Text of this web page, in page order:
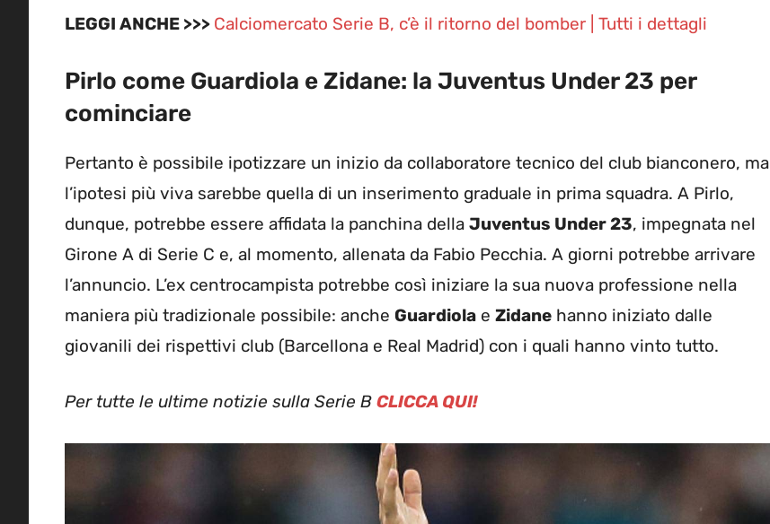
LEGGI ANCHE >>> Calciomercato Serie B, c’è il ritorno del bomber | Tutti i dettagli
Pirlo come Guardiola e Zidane: la Juventus Under 23 per
cominciare
Pertanto è possibile ipotizzare un inizio da collaboratore tecnico del club bianconero, ma
l’ipotesi più viva sarebbe quella di un inserimento graduale in prima squadra. A Pirlo,
dunque, potrebbe essere affidata la panchina della Juventus Under 23, impegnata nel
Girone A di Serie C e, al momento, allenata da Fabio Pecchia. A giorni potrebbe arrivare
l’annuncio. L’ex centrocampista potrebbe così iniziare la sua nuova professione nella
maniera più tradizionale possibile: anche Guardiola e Zidane hanno iniziato dalle
giovanili dei rispettivi club (Barcellona e Real Madrid) con i quali hanno vinto tutto.
Per tutte le ultime notizie sulla Serie B CLICCA QUI!